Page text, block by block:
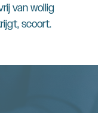
van wollig
scoort.